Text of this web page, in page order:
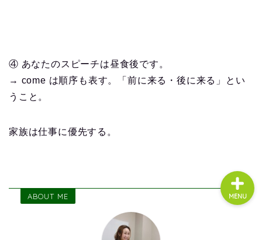
④ あなたのスピーチは昼食後です。
→ come は順序も表す。「前に来る・後に来る」とい
うこと。
家族は仕事に優先する。
ABOUT ME MENU
よくある質問